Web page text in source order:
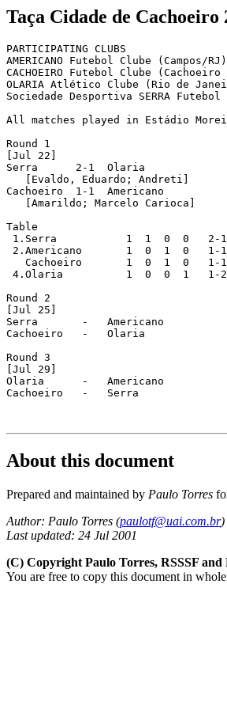
Taça Cidade de Cachoeiro
PARTICIPATING CLUBS
AMERICANO Futebol Clube (Campos/RJ)
CACHOEIRO Futebol Clube
OLARIA Atlético Clube (Rio de
Sociedade Desportiva SERRA
All matches played in Estádio
Round 1
[Jul 22]
Serra      2-1  Olaria
   [Evaldo, Eduardo; Andreti]
Cachoeiro  1-1  Americano
   [Amarildo; Marcelo Carioca]
Table
1.Serra           1  1  0  0   2-
2.Americano       1  0  1  0   1-
Cachoeiro       1  0  1  0   1-
4.Olaria          1  0  0  1   1-
Round 2
[Jul 25]
Serra       -   Americano
Cachoeiro   -   Olaria
Round 3
[Jul 29]
Olaria      -   Americano
Cachoeiro   -   Serra
About this document
Prepared and maintained by Paulo Torres
Author: Paulo Torres (paulotf@uai.com.br)
Last updated: 24 Jul 2001
(C) Copyright Paulo Torres, RSSSF and
You are free to copy this document in